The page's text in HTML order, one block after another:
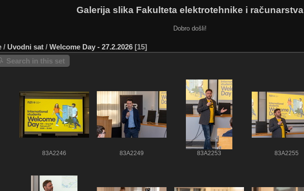
Galerija slika Fakulteta elektrotehnike i računarstva
Dobro došli!
/ Uvodni sat / Welcome Day - 27.2.2026 15
Search in this set
83A2246 83A2249 83A2253 83A2255